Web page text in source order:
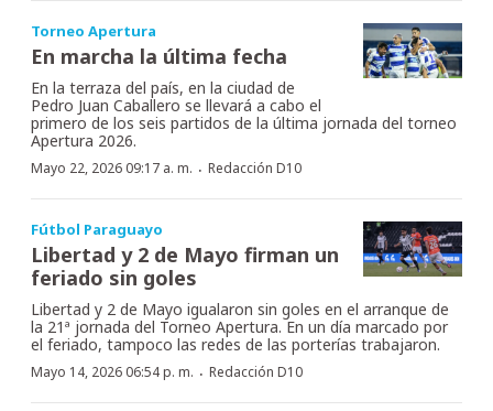
Torneo Apertura
En marcha la última fecha
En la terraza del país, en la ciudad de
Pedro Juan Caballero se llevará a cabo el
primero de los seis partidos de la última jornada del torneo
Apertura 2026.
Mayo 22, 2026 09:17 a. m. · Redacción D10
Fútbol Paraguayo
Libertad y 2 de Mayo firman un
feriado sin goles
Libertad y 2 de Mayo igualaron sin goles en el arranque de
la 21ª jornada del Torneo Apertura. En un día marcado por
el feriado, tampoco las redes de las porterías trabajaron.
Mayo 14, 2026 06:54 p. m. · Redacción D10